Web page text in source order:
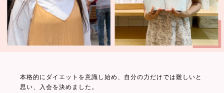
本格的にダイエットを意識し始め、自分の力だけでは難しいと
思い、入会を決めました。